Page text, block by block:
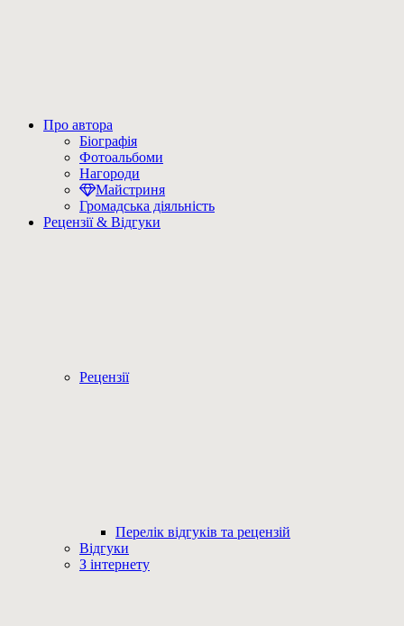
Про автора
Біографія
Фотоальбоми
Нагороди
Майстриня
Громадська діяльність
Рецензії & Відгуки
Рецензії
Перелік відгуків та рецензій
Відгуки
З інтернету